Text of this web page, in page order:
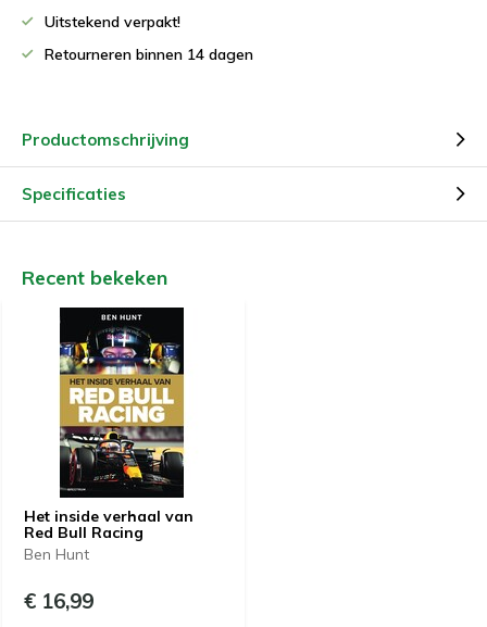
Uitstekend verpakt!
Retourneren binnen 14 dagen
Productomschrijving
Specificaties
Recent bekeken
Het inside verhaal van
Red Bull Racing
Ben Hunt
€ 16,99